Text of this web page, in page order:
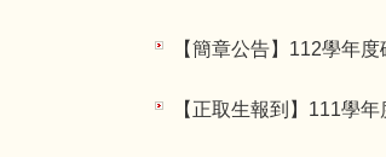
【簡章公告】112學年
【正取生報到】111學